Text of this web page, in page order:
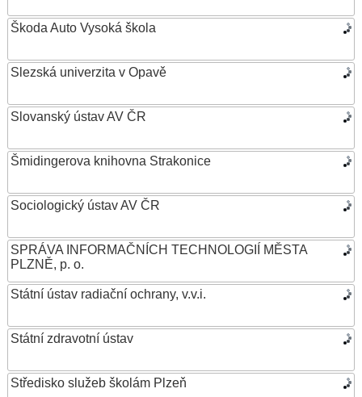
Škoda Auto Vysoká škola
Slezská univerzita v Opavě
Slovanský ústav AV ČR
Šmidingerova knihovna Strakonice
Sociologický ústav AV ČR
SPRÁVA INFORMAČNÍCH TECHNOLOGIÍ MĚSTA
PLZNĚ, p. o.
Státní ústav radiační ochrany, v.v.i.
Státní zdravotní ústav
Středisko služeb školám Plzeň